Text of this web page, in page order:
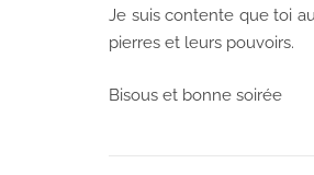
Je suis contente que toi
pierres et leurs pouvoirs.
Bisous et bonne soirée